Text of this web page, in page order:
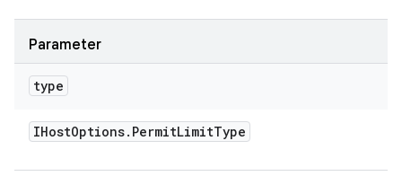
Parameter
type
IHostOptions. PermitLimitType